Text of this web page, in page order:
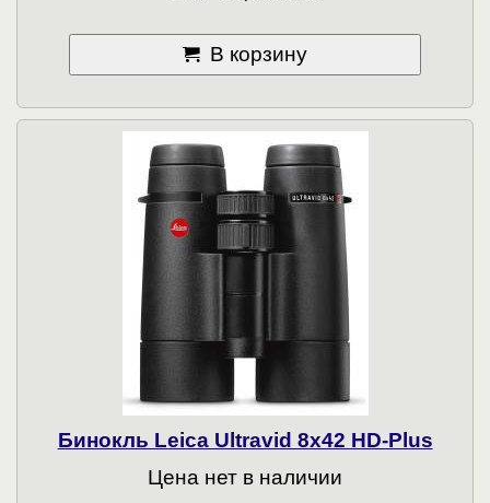
В корзину
Бинокль Leica Ultravid 8x42 HD-Plus
Цена нет в наличии